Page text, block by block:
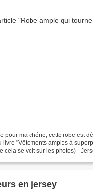
pour ma chérie, cette robe est
livre "Vêtements amples à
cela se voit sur les photos) -
en jersey